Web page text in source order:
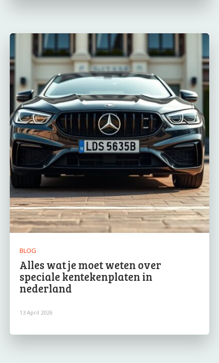
BLOG
Alles wat je moet weten over
speciale kentekenplaten in
nederland
13 April 2026